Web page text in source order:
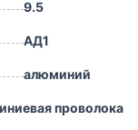
9.5
АД1
алюминий
проволока